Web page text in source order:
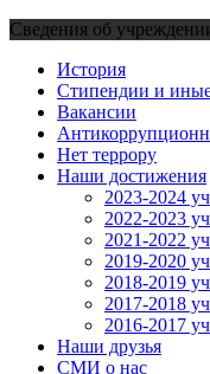
Сведения об
История
Стипендии и
Вакансии
Нет террору
Наши достижения
2023-2024
2022-2023
2021-2022
2019-2020
2018-2019
2017-2018
2016-2017
Наши друзья
СМИ о нас